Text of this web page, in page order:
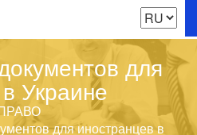
для
Украине
для иностранцев в